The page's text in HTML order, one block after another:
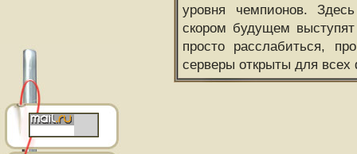
уровня чемпионов.
скором будущем
просто расслабиться,
серверы открыты для всех